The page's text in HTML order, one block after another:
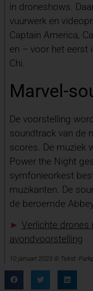
in droneshows.
vuurwerk en
Captain America,
en – voor het eerst
Chi.
Marvel-
De voorstelling
soundtrack van de
scores. De muziek
Power the Night
symfonieorkest
muzikanten. De
de beroemde
► Verlichte drones
avondvoorstelling
10 januari 2023 © Tekst: